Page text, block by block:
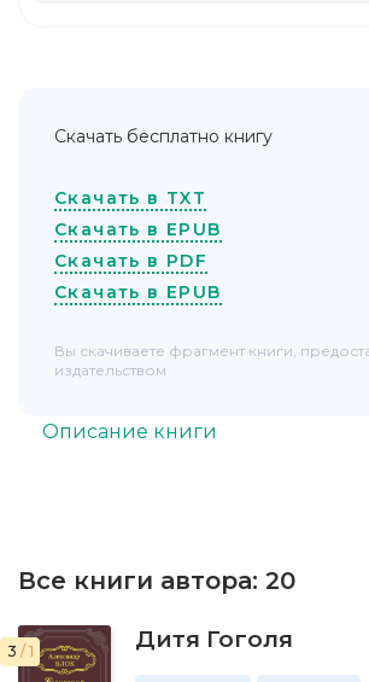
Описание книги
Все книги автора: 20
3 / 1 Дитя Гоголя
Скачать бесплатно книгу
Скачать в TXT
Скачать в EPUB
Скачать в PDF
Скачать в EPUB
Вы скачиваете фрагмент книги,
издательством